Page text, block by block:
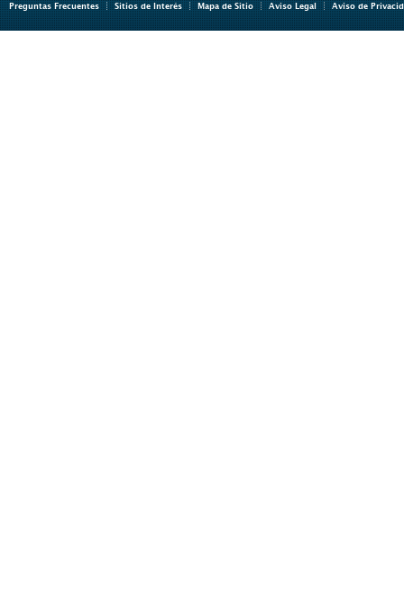
Preguntas Frecuentes Sitios de Interés Mapa de Sitio Aviso Legal Aviso de